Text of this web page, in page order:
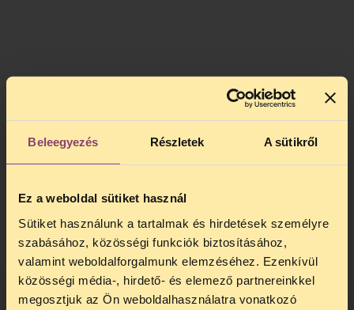
Beleegyezés Részletek A sütikről
Ez a weboldal sütiket használ
Sütiket használunk a tartalmak és hirdetések személyre
szabásához, közösségi funkciók biztosításához,
valamint weboldalforgalmunk elemzéséhez. Ezenkívül
közösségi média-, hirdető- és elemező partnereinkkel
megosztjuk az Ön weboldalhasználatra vonatkozó